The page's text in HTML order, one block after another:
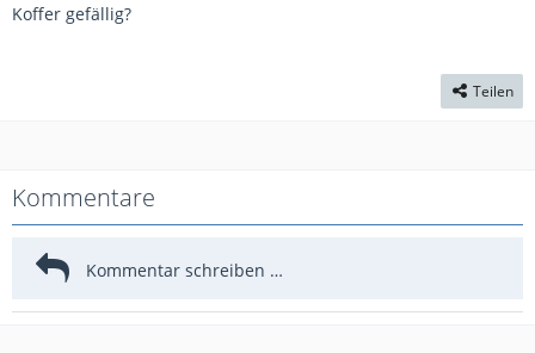
Koffer gefällig?
Teilen
Kommentare